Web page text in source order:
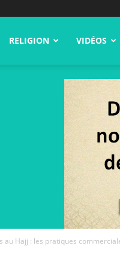
RELIGION VIDÉOS
au Hajj : les pratiques